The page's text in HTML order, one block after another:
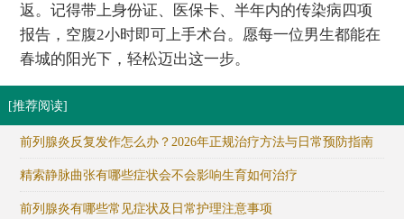
返。记得带上身份证、医保卡、半年内的传染病四项
报告，空腹2小时即可上手术台。愿每一位男生都能在
春城的阳光下，轻松迈出这一步。
[推荐阅读]
前列腺炎反复发作怎么办？2026年正规治疗方法与日常预防指南
精索静脉曲张有哪些症状会不会影响生育如何治疗
前列腺炎有哪些常见症状及日常护理注意事项